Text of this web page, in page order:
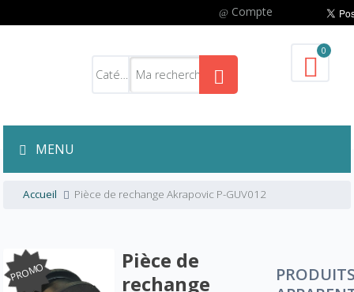
Compte
0
MENU
Accueil Pièce de rechange Akrapovic P-GUV012
PROMO
Pièce de
rechange